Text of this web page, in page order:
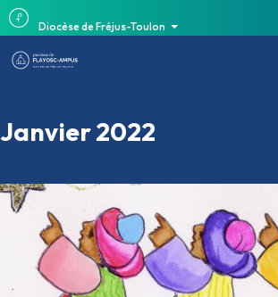
Diocèse de Fréjus-Toulon
Janvier 2022